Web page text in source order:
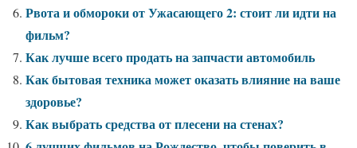
Рвота и обмороки от Ужасающего 2: стоит ли идти на
фильм?
Как лучше всего продать на запчасти автомобиль
Как бытовая техника может оказать влияние на ваше
здоровье?
Как выбрать средства от плесени на стенах?